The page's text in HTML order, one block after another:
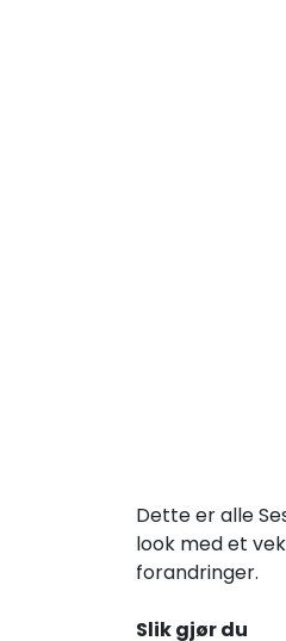
Dette er alle
look med et
forandringer.
Slik gjør du